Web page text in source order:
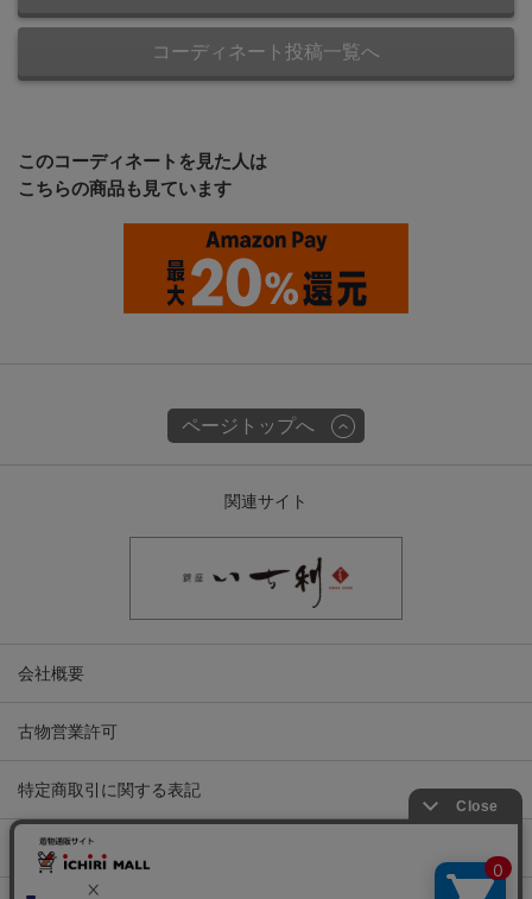
コーディネート投稿一覧へ
このコーディネートを見た人は
こちらの商品も見ています
ページトップへ
関連サイト
会社概要
古物営業許可
特定商取引に関する表記
プライバシーポリシー